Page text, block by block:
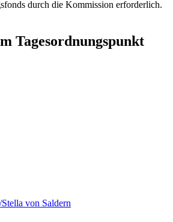
durch die Kommission erforderlich.
Tagesordnungspunkt
von Saldern